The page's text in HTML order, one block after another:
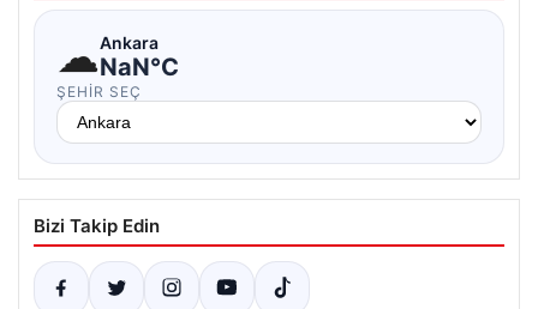
☁Ankara
NaN°C
ŞEHIR SEÇ
Bizi Takip Edin